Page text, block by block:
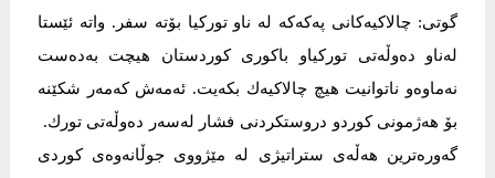
گوتی: چالاكیەكانی پەكەكە لە ناو توركیا بۆتە سفر. واتە ئێستا
لەناو دەوڵەتی توركیاو باكوری كوردستان هیچت بەدەست
نەماوەو ناتوانیت هیچ چالاكیەك بكەیت. ئەمەش كەمەر شكێنە
بۆ هەژمونی كوردو دروستكردنی فشار لەسەر دەوڵەتی تورك.
گەورەترین هەڵەی ستراتیژی لە مێژووی جوڵانەوەی كوردی